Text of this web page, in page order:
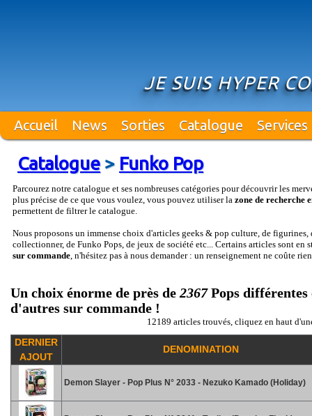
JE SUIS HYPER
Accueil News Sorties Catalogue Services
Catalogue> Funko Pop
Parcourez notre catalogue et ses nombreuses catégories pour découvrir les
plus précise de ce que vous voulez, vous pouvez utiliser la zone de recherche
permettent de filtrer le catalogue.
Nous proposons un immense choix d'articles geeks & pop culture, de figurines,
collectionner, de Funko Pops, de jeux de société etc... Certains articles sont en
sur commande, n'hésitez pas à nous demander : un renseignement ne coûte
Un choix énorme de près de 2367Pops différentes
d'autres sur commande !
12189 articles trouvés, cliquez en haut
DERNIER
AJOUT
DENOMINATION
Demon Slayer - Pop Plus N° 2033 - Nezuko Kamado (Holiday)